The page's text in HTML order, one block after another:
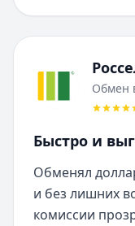
Обмен
Быстро и
Обменял
и без лишних
комиссии